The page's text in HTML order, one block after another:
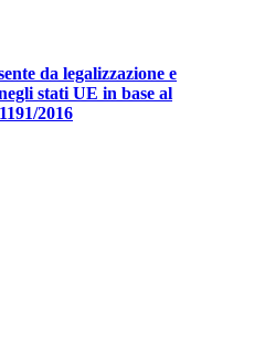
da legalizzazione e
stati UE in base al
2016